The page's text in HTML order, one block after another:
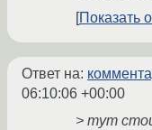
Показать
Ответ на:
06:10:06 +00:00
> тут